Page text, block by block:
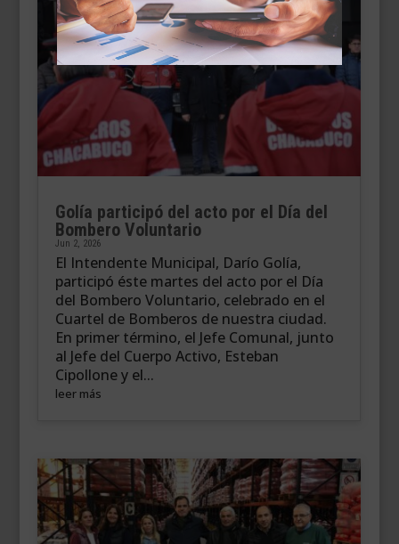
Golía participó del acto por el Día del
Bombero Voluntario
Jun 2, 2026
El Intendente Municipal, Darío Golía,
participó éste martes del acto por el Día
del Bombero Voluntario, celebrado en el
Cuartel de Bomberos de nuestra ciudad.
En primer término, el Jefe Comunal, junto
al Jefe del Cuerpo Activo, Esteban
Cipollone y el...
leer más